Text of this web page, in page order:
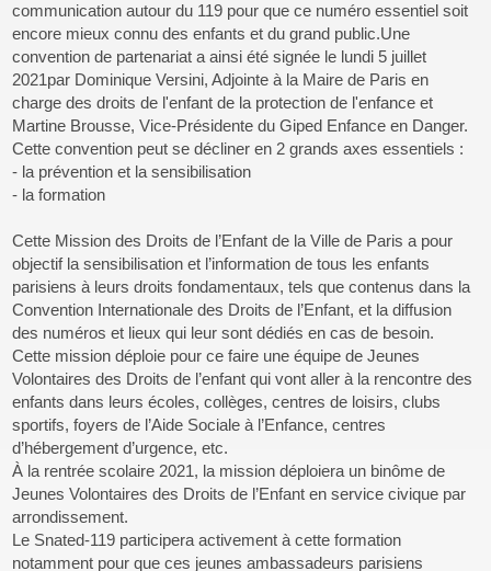
communication autour du 119 pour que ce numéro essentiel soit
encore mieux connu des enfants et du grand public.Une
convention de partenariat a ainsi été signée le lundi 5 juillet
2021par Dominique Versini, Adjointe à la Maire de Paris en
charge des droits de l'enfant de la protection de l'enfance et
Martine Brousse, Vice-Présidente du Giped Enfance en Danger.
Cette convention peut se décliner en 2 grands axes essentiels :
- la prévention et la sensibilisation
- la formation
Cette Mission des Droits de l’Enfant de la Ville de Paris a pour
objectif la sensibilisation et l’information de tous les enfants
parisiens à leurs droits fondamentaux, tels que contenus dans la
Convention Internationale des Droits de l’Enfant, et la diffusion
des numéros et lieux qui leur sont dédiés en cas de besoin.
Cette mission déploie pour ce faire une équipe de Jeunes
Volontaires des Droits de l’enfant qui vont aller à la rencontre des
enfants dans leurs écoles, collèges, centres de loisirs, clubs
sportifs, foyers de l’Aide Sociale à l’Enfance, centres
d’hébergement d’urgence, etc.
À la rentrée scolaire 2021, la mission déploiera un binôme de
Jeunes Volontaires des Droits de l’Enfant en service civique par
arrondissement.
Le Snated-119 participera activement à cette formation
notamment pour que ces jeunes ambassadeurs parisiens